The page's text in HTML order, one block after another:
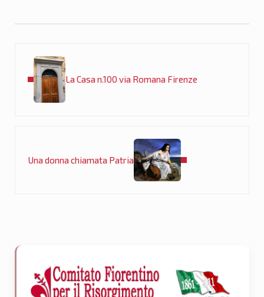
La Casa n.100 via Romana Firenze
Una donna chiamata Patria
Sidebar